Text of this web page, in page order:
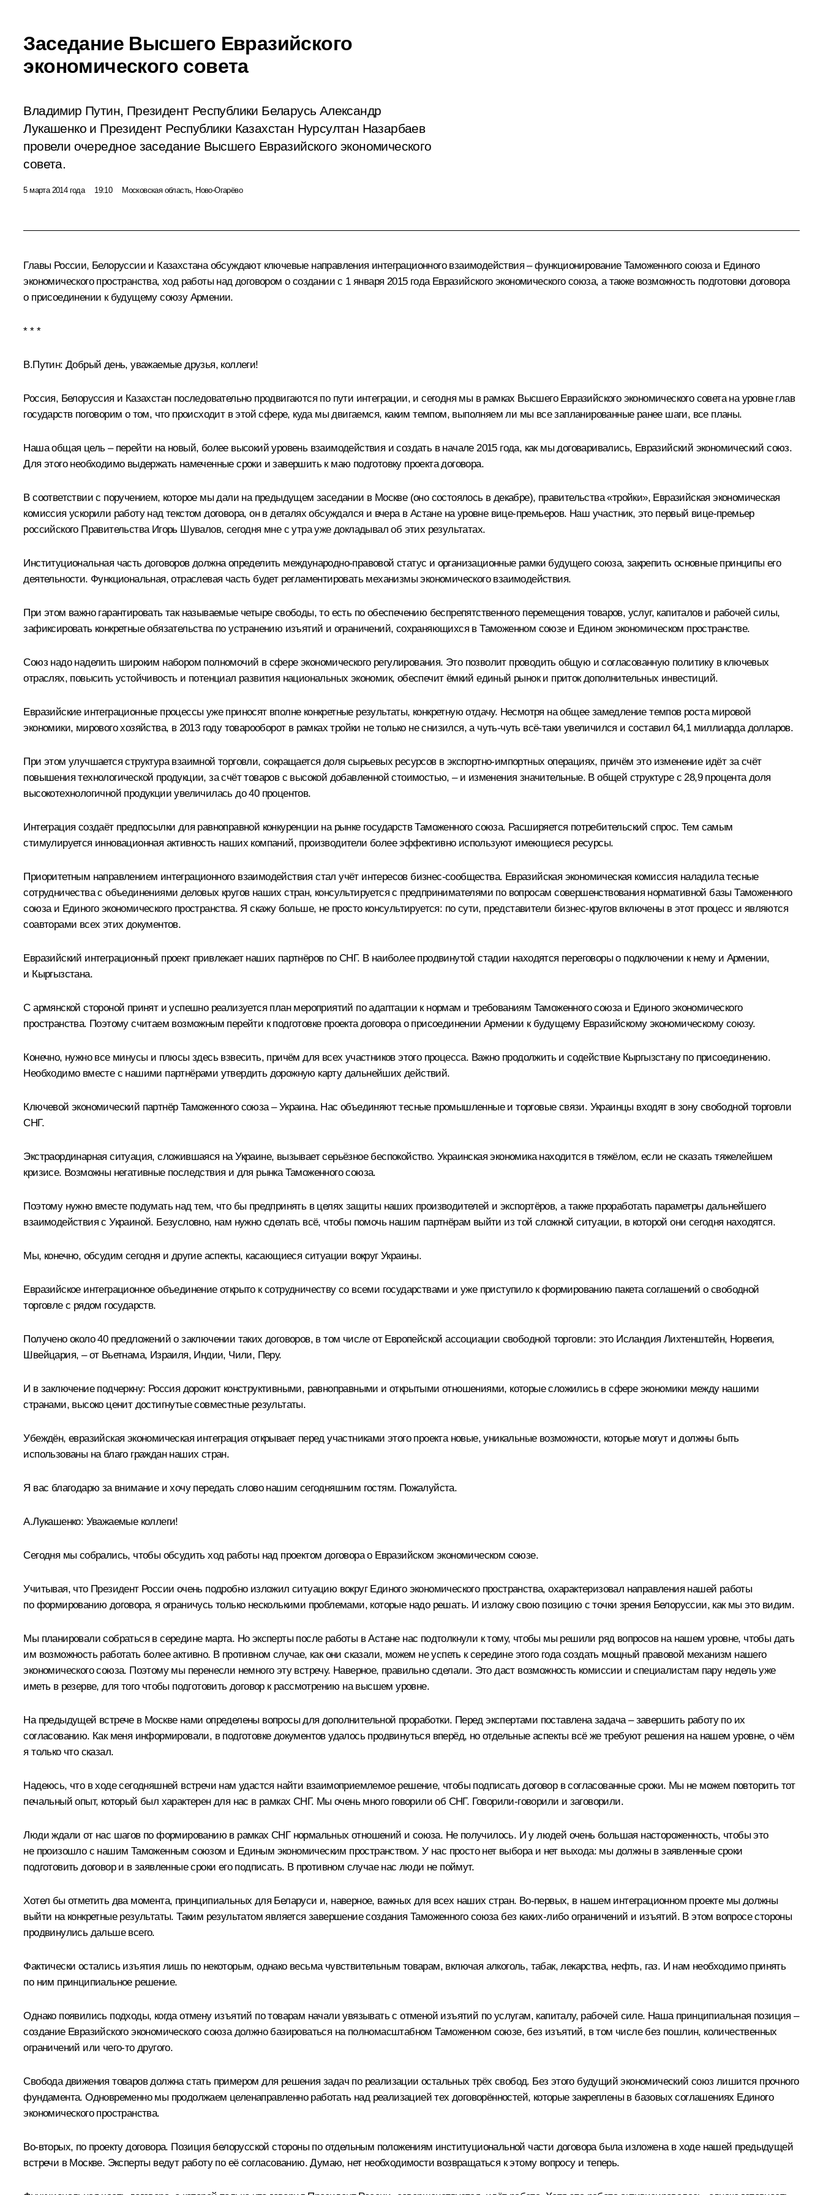
Заседание Высшего Евразийского
экономического совета
Владимир Путин, Президент Республики Беларусь Александр
Лукашенко и Президент Республики Казахстан Нурсултан Назарбаев
провели очередное заседание Высшего Евразийского экономического
совета.
5 марта 2014 года 19:10 Московская область, Ново-Огарёво
Главы России, Белоруссии и Казахстана обсуждают ключевые направления интеграционного взаимодействия – функционирование Таможенного союзаи Единого
экономического пространства, ход работы над договором о создании с 1 января 2015 года Евразийского экономического союза, а также возможность подготовки договора
о присоединении к будущему союзу Армении.
* * *
В.Путин: Добрый день, уважаемые друзья, коллеги!
Россия, Белоруссия и Казахстан последовательно продвигаются по пути интеграции, и сегодня мы в рамках Высшего Евразийского экономического совета на уровне глав
государств поговорим о том, что происходит в этой сфере, куда мы двигаемся, каким темпом, выполняем ли мы все запланированные ранее шаги, все планы.
Наша общая цель – перейти на новый, более высокий уровень взаимодействия и создать в начале 2015 года, как мы договаривались, Евразийский экономический союз.
Для этого необходимо выдержать намеченные сроки и завершить к маю подготовку проекта договора.
В соответствии с поручением, которое мы дали на предыдущем заседании в Москве (оно состоялось в декабре), правительства «тройки», Евразийская экономическая
комиссия ускорили работу над текстом договора, он в деталях обсуждался и вчера в Астане на уровне вице-премьеров. Наш участник, это первый вице-премьер
российского Правительства Игорь Шувалов, сегодня мне с утра уже докладывал об этих результатах.
Институциональная часть договоров должна определить международно-правовой статус и организационные рамки будущего союза, закрепить основные принципы его
деятельности. Функциональная, отраслевая часть будет регламентировать механизмы экономического взаимодействия.
При этом важно гарантировать так называемые четыре свободы, то есть по обеспечению беспрепятственного перемещения товаров, услуг, капиталов и рабочей силы,
зафиксировать конкретные обязательства по устранению изъятий и ограничений, сохраняющихся в Таможенном союзе и Едином экономическом пространстве.
Союз надо наделить широким набором полномочий в сфере экономического регулирования. Это позволит проводить общую и согласованную политику в ключевых
отраслях, повысить устойчивость и потенциал развития национальных экономик, обеспечит ёмкий единый рынок и приток дополнительных инвестиций.
Евразийские интеграционные процессы уже приносят вполне конкретные результаты, конкретную отдачу. Несмотря на общее замедление темпов роста мировой
экономики, мирового хозяйства, в 2013 году товарооборот в рамках тройки не только не снизился, а чуть-чуть всё‑таки увеличился и составил 64,1 миллиарда долларов.
При этом улучшается структура взаимной торговли, сокращается доля сырьевых ресурсов в экспортно-импортных операциях, причём это изменение идёт за счёт
повышения технологической продукции, за счёт товаров с высокой добавленной стоимостью, – и изменения значительные. В общей структуре с 28,9 процента доля
высокотехнологичной продукции увеличилась до 40 процентов.
Интеграция создаёт предпосылки для равноправной конкуренции на рынке государств Таможенного союза. Расширяется потребительский спрос. Тем самым
стимулируется инновационная активность наших компаний, производители более эффективно используют имеющиеся ресурсы.
Приоритетным направлением интеграционного взаимодействия стал учёт интересов бизнес-сообщества. Евразийская экономическая комиссия наладила тесные
сотрудничества с объединениями деловых кругов наших стран, консультируется с предпринимателями по вопросам совершенствования нормативной базы Таможенного
союза и Единого экономического пространства. Я скажу больше, не просто консультируется: по сути, представители бизнес-кругов включены в этот процесс и являются
соавторами всех этих документов.
Евразийский интеграционный проект привлекает наших партнёров по СНГ. В наиболее продвинутой стадии находятся переговоры о подключении к нему и Армении,
и Кыргызстана.
С армянской стороной принят и успешно реализуется план мероприятий по адаптации к нормам и требованиям Таможенного союза и Единого экономического
пространства. Поэтому считаем возможным перейти к подготовке проекта договора о присоединении Армении к будущему Евразийскому экономическому союзу.
Конечно, нужно все минусы и плюсы здесь взвесить, причём для всех участников этого процесса. Важно продолжить и содействие Кыргызстану по присоединению.
Необходимо вместе с нашими партнёрами утвердить дорожную карту дальнейших действий.
Ключевой экономический партнёр Таможенного союза – Украина. Нас объединяют тесные промышленные и торговые связи. Украинцы входят в зону свободной торговли
СНГ.
Экстраординарная ситуация, сложившаяся на Украине, вызывает серьёзное беспокойство. Украинская экономика находится в тяжёлом, если не сказать тяжелейшем
кризисе. Возможны негативные последствия и для рынка Таможенного союза.
Поэтому нужно вместе подумать над тем, что бы предпринять в целях защиты наших производителей и экспортёров, а также проработать параметры дальнейшего
взаимодействия с Украиной. Безусловно, нам нужно сделать всё, чтобы помочь нашим партнёрам выйти из той сложной ситуации, в которой они сегодня находятся.
Мы, конечно, обсудим сегодня и другие аспекты, касающиеся ситуации вокруг Украины.
Евразийское интеграционное объединение открыто к сотрудничеству со всеми государствами и уже приступило к формированию пакета соглашений о свободной
торговле с рядом государств.
Получено около 40 предложений о заключении таких договоров, в том числе от Европейской ассоциации свободной торговли: это Исландия Лихтенштейн, Норвегия,
Швейцария, – от Вьетнама, Израиля, Индии, Чили, Перу.
И в заключение подчеркну: Россия дорожит конструктивными, равноправными и открытыми отношениями, которые сложились в сфере экономики между нашими
странами, высоко ценит достигнутые совместные результаты.
Убеждён, евразийская экономическая интеграция открывает перед участниками этого проекта новые, уникальные возможности, которые могут и должны быть
использованы на благо граждан наших стран.
Я вас благодарю за внимание и хочу передать слово нашим сегодняшним гостям. Пожалуйста.
А.Лукашенко: Уважаемые коллеги!
Сегодня мы собрались, чтобы обсудить ход работы над проектом договора о Евразийском экономическом союзе.
Учитывая, что Президент России очень подробно изложил ситуацию вокруг Единого экономического пространства, охарактеризовал направления нашей работы
по формированию договора, я ограничусь только несколькими проблемами, которые надо решать. И изложу свою позицию с точки зрения Белоруссии, как мы это видим.
Мы планировали собраться в середине марта. Но эксперты после работы в Астане нас подтолкнули к тому, чтобы мы решили ряд вопросов на нашем уровне, чтобы дать
им возможность работать более активно. В противном случае, как они сказали, можем не успеть к середине этого года создать мощный правовой механизм нашего
экономического союза. Поэтому мы перенесли немного эту встречу. Наверное, правильно сделали. Это даст возможность комиссии и специалистам пару недель уже
иметь в резерве, для того чтобы подготовить договор к рассмотрению на высшем уровне.
На предыдущей встрече в Москве нами определены вопросы для дополнительной проработки. Перед экспертами поставлена задача – завершить работу по их
согласованию. Как меня информировали, в подготовке документов удалось продвинуться вперёд, но отдельные аспекты всё же требуют решения на нашем уровне, о чём
я только что сказал.
Надеюсь, что в ходе сегодняшней встречи нам удастся найти взаимоприемлемое решение, чтобы подписать договор в согласованные сроки. Мы не можем повторить тот
печальный опыт, который был характерен для нас в рамках СНГ. Мы очень много говорили об СНГ. Говорили-говорили и заговорили.
Люди ждали от нас шагов по формированию в рамках СНГ нормальных отношений и союза. Не получилось. И у людей очень большая настороженность, чтобы это
не произошло с нашим Таможенным союзом и Единым экономическим пространством. У нас просто нет выбора и нет выхода: мы должны в заявленные сроки
подготовить договор и в заявленные сроки его подписать. В противном случае нас люди не поймут.
Хотел бы отметить два момента, принципиальных для Беларуси и, наверное, важных для всех наших стран. Во‑первых, в нашем интеграционном проекте мы должны
выйти на конкретные результаты. Таким результатом является завершение создания Таможенного союза без каких‑либо ограничений и изъятий. В этом вопросе стороны
продвинулись дальше всего.
Фактически остались изъятия лишь по некоторым, однако весьма чувствительным товарам, включая алкоголь, табак, лекарства, нефть, газ. И нам необходимо принять
по ним принципиальное решение.
Однако появились подходы, когда отмену изъятий по товарам начали увязывать с отменой изъятий по услугам, капиталу, рабочей силе. Наша принципиальная позиция –
создание Евразийского экономического союза должно базироваться на полномасштабном Таможенном союзе, без изъятий, в том числе без пошлин, количественных
ограничений или чего‑то другого.
Свобода движения товаров должна стать примером для решения задач по реализации остальных трёх свобод. Без этого будущий экономический союз лишится прочного
фундамента. Одновременно мы продолжаем целенаправленно работать над реализацией тех договорённостей, которые закреплены в базовых соглашениях Единого
экономического пространства.
Во‑вторых, по проекту договора. Позиция белорусской стороны по отдельным положениям институциональной части договора была изложена в ходе нашей предыдущей
встречи в Москве. Эксперты ведут работу по её согласованию. Думаю, нет необходимости возвращаться к этому вопросу и теперь.